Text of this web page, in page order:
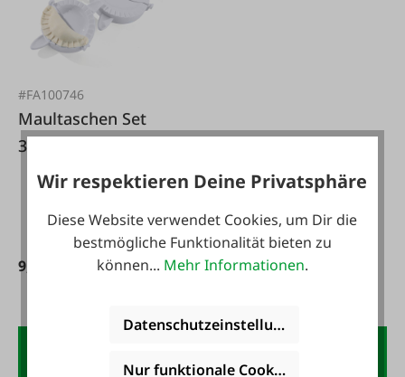
#FA100746
Maultaschen Set
3tlg.
9,99 €*
Der FAIE-Newsletter:
Wir respektieren Deine Privatsphäre
Diese Website verwendet Cookies, um Dir die
bestmögliche Funktionalität bieten zu
können... Mehr Informationen.
Datenschutzeinstellungen
Nur funktionale Cookies akzeptieren